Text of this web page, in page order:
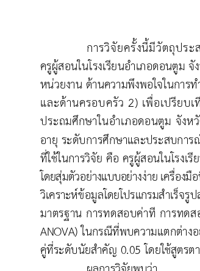
การวิจัยครั้งนี้มีวัตถุปร
ครูผู้สอนในโรงเรียนอ าเภอดอนตูม
หน่วยงาน ด้านความพึงพอใจในการท
และด้านครอบครัว 2) เพื่อเปรียบ
ประถมศึกษาในอ าเภอดอนตูม จัง
อายุ ระดับการศึกษาและประสบการ
ที่ใช้ในการวิจัย คือ ครูผู้สอนในโรง
โดยสุ่มตัวอย่างแบบอย่างง่าย เครื่อง
วิเคราะห์ข้อมูลโดยโปรแกรมส าเร็จรู
มาตรฐาน การทดสอบค่าที การทดส
ANOVA) ในกรณีที่พบความแตกต่างอ
คู่ที่ระดับนัยส าคัญ 0.05 โดยใช้สูตรต
ผลการวิจัยพบว่า